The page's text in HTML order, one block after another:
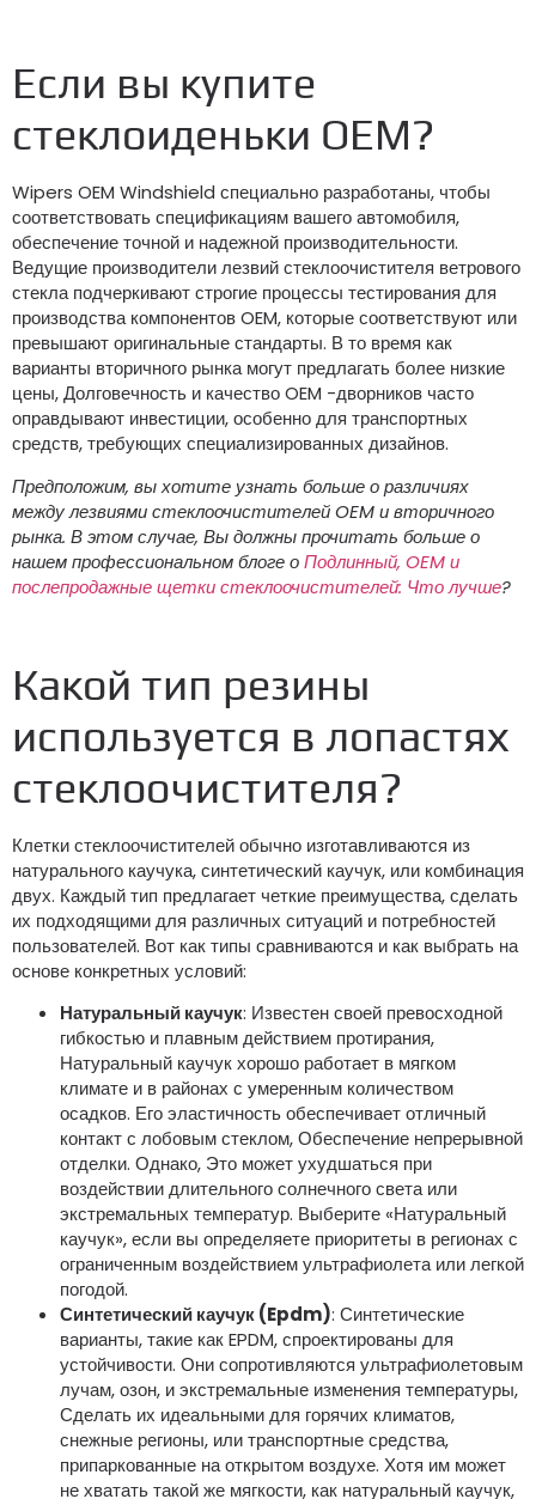
Если вы купите
стеклоиденьки OEM?
Wipers OEM Windshield специально разработаны, чтобы
соответствовать спецификациям вашего автомобиля,
обеспечение точной и надежной производительности.
Ведущие производители лезвий стеклоочистителя ветрового
стекла подчеркивают строгие процессы тестирования для
производства компонентов OEM, которые соответствуют или
превышают оригинальные стандарты. В то время как
варианты вторичного рынка могут предлагать более низкие
цены, Долговечность и качество OEM -дворников часто
оправдывают инвестиции, особенно для транспортных
средств, требующих специализированных дизайнов.
Предположим, вы хотите узнать больше о различиях
между лезвиями стеклоочистителей OEM и вторичного
рынка. В этом случае, Вы должны прочитать больше о
нашем профессиональном блоге оПодлинный, OEM и
послепродажные щетки стеклоочистителей: Что лучше?
Какой тип резины
используется в лопастях
стеклоочистителя?
Клетки стеклоочистителей обычно изготавливаются из
натурального каучука, синтетический каучук, или комбинация
двух. Каждый тип предлагает четкие преимущества, сделать
их подходящими для различных ситуаций и потребностей
пользователей. Вот как типы сравниваются и как выбрать на
основе конкретных условий:
Натуральный каучук: Известен своей превосходной
гибкостью и плавным действием протирания,
Натуральный каучук хорошо работает в мягком
климате и в районах с умеренным количеством
осадков. Его эластичность обеспечивает отличный
контакт с лобовым стеклом, Обеспечение непрерывной
отделки. Однако, Это может ухудшаться при
воздействии длительного солнечного света или
экстремальных температур. Выберите «Натуральный
каучук», если вы определяете приоритеты в регионах с
ограниченным воздействием ультрафиолета или легкой
погодой.
Синтетический каучук (Epdm): Синтетические
варианты, такие как EPDM, спроектированы для
устойчивости. Они сопротивляются ультрафиолетовым
лучам, озон, и экстремальные изменения температуры,
Сделать их идеальными для горячих климатов,
снежные регионы, или транспортные средства,
припаркованные на открытом воздухе. Хотя им может
не хватать такой же мягкости, как натуральный каучук,